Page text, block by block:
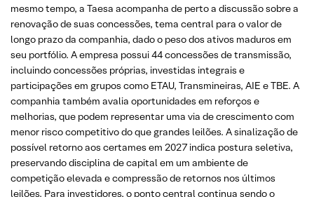
mesmo tempo, a Taesa acompanha de perto a discussão sobre a
renovação de suas concessões, tema central para o valor de
longo prazo da companhia, dado o peso dos ativos maduros em
seu portfólio. A empresa possui 44 concessões de transmissão,
incluindo concessões próprias, investidas integrais e
participações em grupos como ETAU, Transmineiras, AIE e TBE. A
companhia também avalia oportunidades em reforços e
melhorias, que podem representar uma via de crescimento com
menor risco competitivo do que grandes leilões. A sinalização de
possível retorno aos certames em 2027 indica postura seletiva,
preservando disciplina de capital em um ambiente de
competição elevada e compressão de retornos nos últimos
leilões. Para investidores, o ponto central continua sendo o